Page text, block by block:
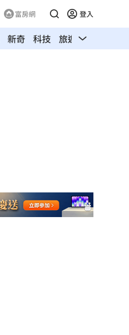
富房網 登入
新奇 科技 旅遊 汽車